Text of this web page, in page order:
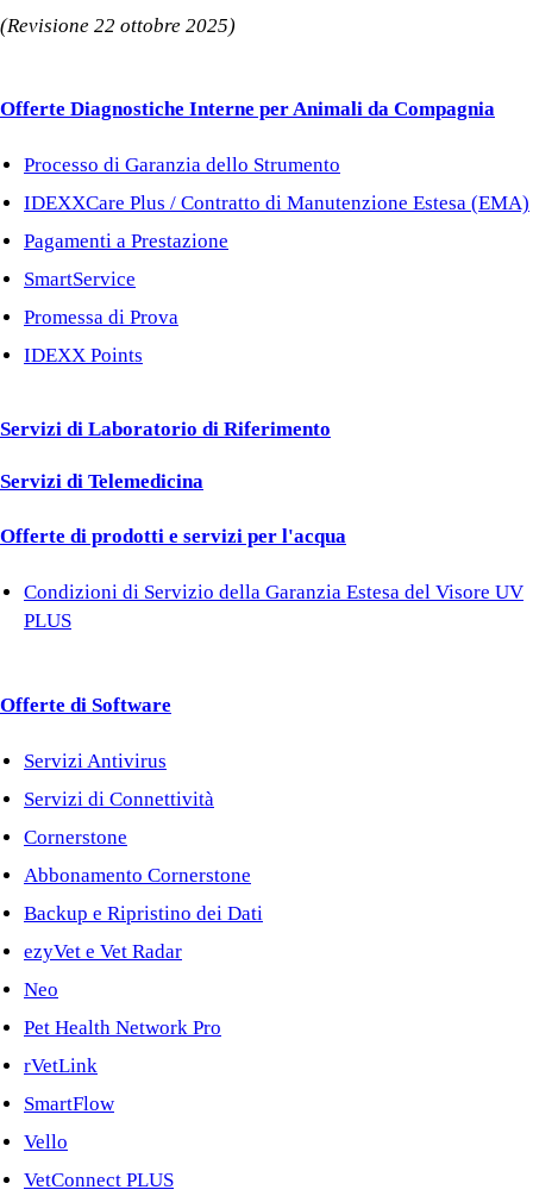
(Revisione 22 ottobre 2025)
Offerte Diagnostiche Interne per Animali da Compagnia
Processo di Garanzia dello Strumento
IDEXXCare Plus / Contratto di Manutenzione Estesa (EMA)
Pagamenti a Prestazione
SmartService
Promessa di Prova
IDEXX Points
Servizi di Laboratorio di Riferimento
Servizi di Telemedicina
Offerte di prodotti e servizi per l'acqua
Condizioni di Servizio della Garanzia Estesa del Visore UV
PLUS
Offerte di Software
Servizi Antivirus
Servizi di Connettività
Cornerstone
Abbonamento Cornerstone
Backup e Ripristino dei Dati
ezyVet e Vet Radar
Neo
Pet Health Network Pro
rVetLink
SmartFlow
Vello
VetConnect PLUS